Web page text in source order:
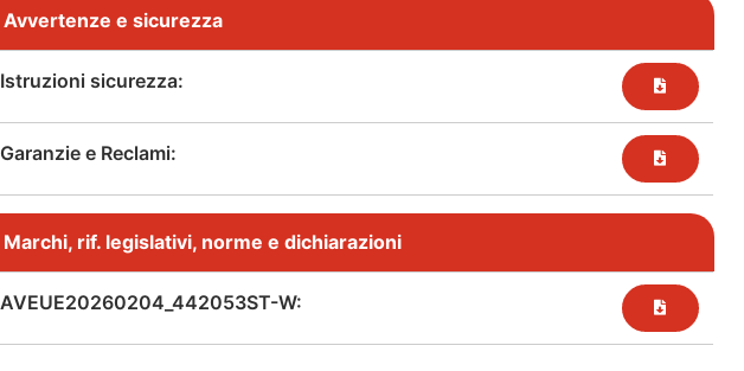
Avvertenze e sicurezza
Istruzioni sicurezza:
Garanzie e Reclami:
Marchi, rif. legislativi, norme e dichiarazioni
AVEUE20260204_442053ST-W: